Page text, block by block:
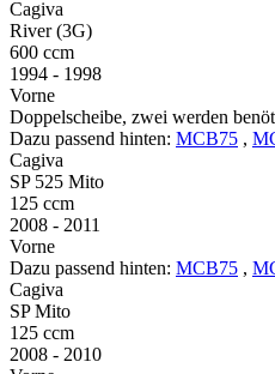
Cagiva
River (3G)
600 ccm
1994 - 1998
Vorne
Doppelscheibe, zwei werden
Dazu passend hinten: MCB75 ,
Cagiva
SP 525 Mito
125 ccm
2008 - 2011
Vorne
Dazu passend hinten: MCB75 ,
Cagiva
SP Mito
125 ccm
2008 - 2010